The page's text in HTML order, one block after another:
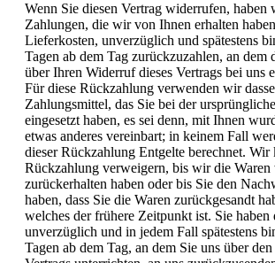
Wenn Sie diesen Vertrag widerrufen, haben
Zahlungen, die wir von Ihnen erhalten
Lieferkosten, unverzüglich und spätestens
Tagen ab dem Tag zurückzuzahlen, an dem
über Ihren Widerruf dieses Vertrags bei uns
Für diese Rückzahlung verwenden wir
Zahlungsmittel, das Sie bei der
eingesetzt haben, es sei denn, mit Ihnen
etwas anderes vereinbart; in keinem Fall
dieser Rückzahlung Entgelte berechnet. Wir
Rückzahlung verweigern, bis wir die Waren
zurückerhalten haben oder bis Sie den
haben, dass Sie die Waren zurückgesandt
welches der frühere Zeitpunkt ist. Sie haben
unverzüglich und in jedem Fall spätestens
Tagen ab dem Tag, an dem Sie uns über